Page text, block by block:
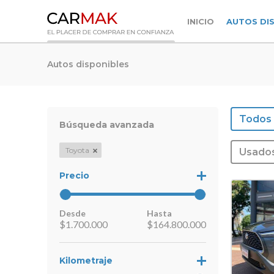
INICIO AUTOS
Autos disponibles
Búsqueda avanzada
Toyota
Precio
Desde
$1.700.000
Hasta
$164.800.000
Kilometraje
Todos